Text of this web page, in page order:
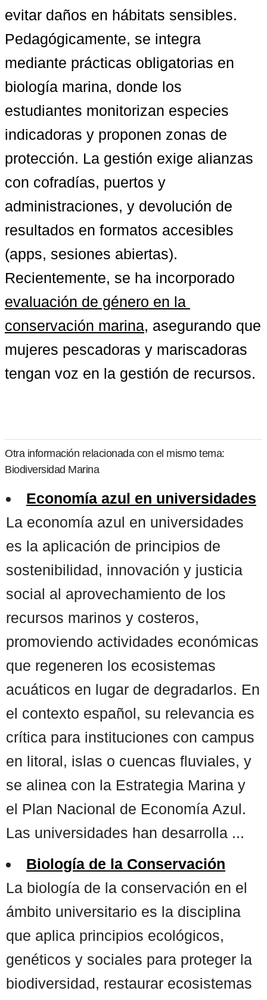
evitar daños en hábitats sensibles.
Pedagógicamente, se integra
mediante prácticas obligatorias en
biología marina, donde los
estudiantes monitorizan especies
indicadoras y proponen zonas de
protección. La gestión exige alianzas
con cofradías, puertos y
administraciones, y devolución de
resultados en formatos accesibles
(apps, sesiones abiertas).
evaluación de género en la
conservación marina, asegurando que
mujeres pescadoras y mariscadoras
tengan voz en la gestión de recursos.
Otra información relacionada con el mismo tema:
Biodiversidad Marina
Economía azul en universidades
La economía azul en universidades
es la aplicación de principios de
sostenibilidad, innovación y justicia
social al aprovechamiento de los
recursos marinos y costeros,
promoviendo actividades económicas
que regeneren los ecosistemas
acuáticos en lugar de degradarlos. En
el contexto español, su relevancia es
crítica para instituciones con campus
en litoral, islas o cuencas fluviales, y
se alinea con la Estrategia Marina y
el Plan Nacional de Economía Azul.
Las universidades han desarrolla ...
Biología de la Conservación
La biología de la conservación en el
ámbito universitario es la disciplina
que aplica principios ecológicos,
genéticos y sociales para proteger la
biodiversidad, restaurar ecosistemas